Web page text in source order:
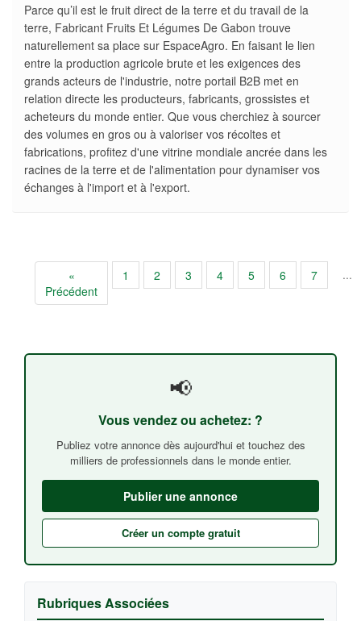
Parce qu’il est le fruit direct de la terre et du travail de la
terre, Fabricant Fruits Et Légumes De Gabon trouve
naturellement sa place sur EspaceAgro. En faisant le lien
entre la production agricole brute et les exigences des
grands acteurs de l'industrie, notre portail B2B met en
relation directe les producteurs, fabricants, grossistes et
acheteurs du monde entier. Que vous cherchiez à sourcer
des volumes en gros ou à valoriser vos récoltes et
fabrications, profitez d'une vitrine mondiale ancrée dans les
racines de la terre et de l'alimentation pour dynamiser vos
échanges à l'import et à l'export.
«
Précédent
1 2 3 4 5 6 7 ...
📢
Vous vendez ou achetez: ?
Publiez votre annonce dès aujourd'hui et touchez des
milliers de professionnels dans le monde entier.
Publier une annonce
Créer un compte gratuit
Rubriques Associées